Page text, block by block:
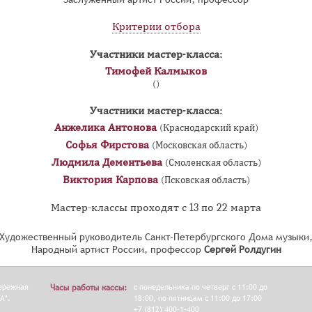
Критерии отбора
Участники мастер-класса:
Тимофей Калмыков
()
Участники мастер-класса:
Анжелика Антонова (Краснодарский край)
Софья Фирстова (Московская область)
Людмила Дементьева (Смоленская область)
Виктория Карпова (Псковская область)
Мастер-классы проходят с 13 по 22 марта
Художественный руководитель Санкт-Петербургского Дома музыки,
Народный артист России, профессор Сергей Ролдугин
Часы работы кассы:
с понедельника по четверг с 11:00 до
18:00, по пятницам с 11:00 до 17:00
+7 (812) 400-1-400